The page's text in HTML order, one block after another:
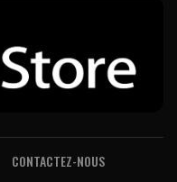
CONTACTEZ-NOUS